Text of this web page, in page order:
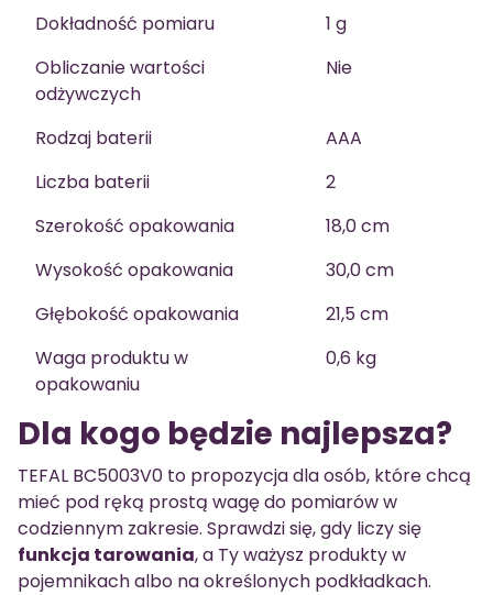
Dokładność pomiaru
1 g
Obliczanie wartości
odżywczych
Nie
Rodzaj baterii
AAA
Liczba baterii
2
Szerokość opakowania
18,0 cm
Wysokość opakowania
30,0 cm
Głębokość opakowania
21,5 cm
Waga produktu w
opakowaniu
0,6 kg
Dla kogo będzie najlepsza?
TEFAL BC5003V0 to propozycja dla osób, które chcą
mieć pod ręką prostą wagę do pomiarów w
codziennym zakresie. Sprawdzi się, gdy liczy się
funkcja tarowania, a Ty ważysz produkty w
pojemnikach albo na określonych podkładkach.